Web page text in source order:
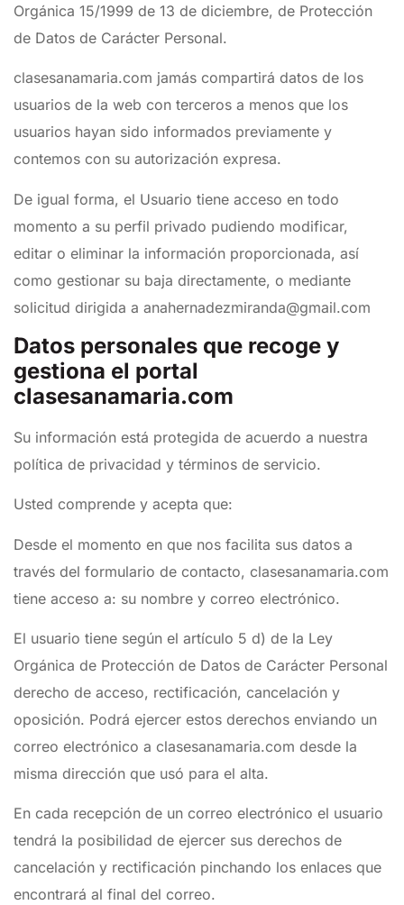
Orgánica 15/1999 de 13 de diciembre, de Protección
de Datos de Carácter Personal.
clasesanamaria.com jamás compartirá datos de los
usuarios de la web con terceros a menos que los
usuarios hayan sido informados previamente y
contemos con su autorización expresa.
De igual forma, el Usuario tiene acceso en todo
momento a su perfil privado pudiendo modificar,
editar o eliminar la información proporcionada, así
como gestionar su baja directamente, o mediante
solicitud dirigida a anahernadezmiranda@gmail.com
Datos personales que recoge y
gestiona el portal
clasesanamaria.com
Su información está protegida de acuerdo a nuestra
política de privacidad y términos de servicio.
Usted comprende y acepta que:
Desde el momento en que nos facilita sus datos a
través del formulario de contacto, clasesanamaria.com
tiene acceso a: su nombre y correo electrónico.
El usuario tiene según el artículo 5 d) de la Ley
Orgánica de Protección de Datos de Carácter Personal
derecho de acceso, rectificación, cancelación y
oposición. Podrá ejercer estos derechos enviando un
correo electrónico a clasesanamaria.com desde la
misma dirección que usó para el alta.
En cada recepción de un correo electrónico el usuario
tendrá la posibilidad de ejercer sus derechos de
cancelación y rectificación pinchando los enlaces que
encontrará al final del correo.